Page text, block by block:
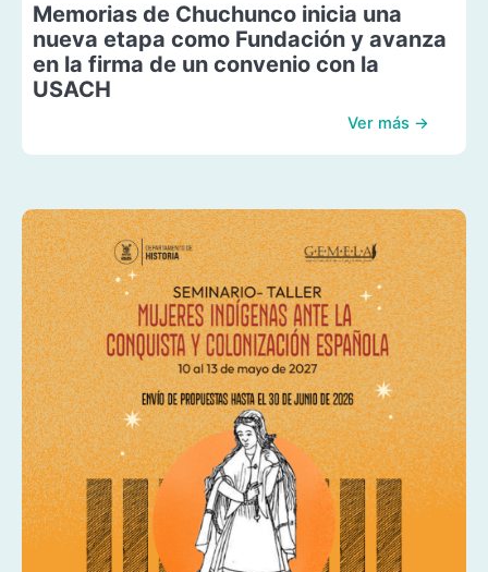
Memorias de Chuchunco inicia una
nueva etapa como Fundación y avanza
en la firma de un convenio con la
USACH
Ver más →